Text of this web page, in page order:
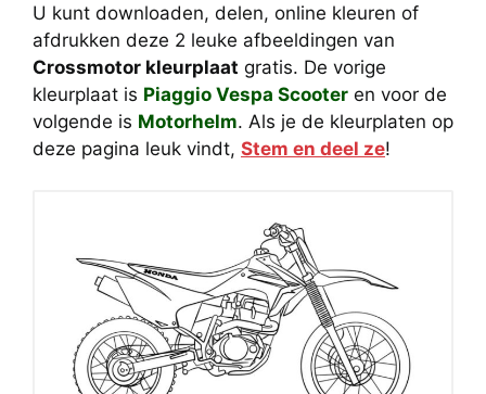
U kunt downloaden, delen, online kleuren of
afdrukken deze 2 leuke afbeeldingen van
Crossmotor kleurplaat gratis. De vorige
kleurplaat is Piaggio Vespa Scooter en voor de
volgende is Motorhelm. Als je de kleurplaten op
deze pagina leuk vindt, Stem en deel ze!